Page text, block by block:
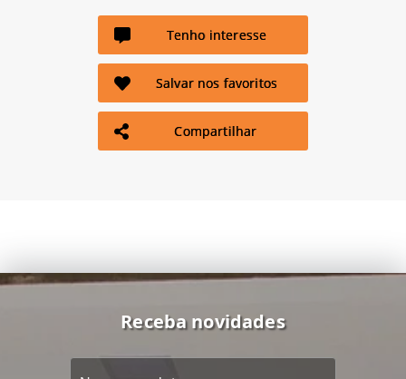
Tenho interesse
Salvar nos favoritos
Compartilhar
Receba novidades